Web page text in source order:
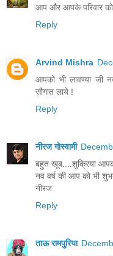
आप और आपके परिवार को
Reply
Arvind Mishra
आपको भी लावण्या जी
सौगात लाये !
Reply
नीरज गोस्वामी
बहुत खूब....शुक्रिया
नव वर्ष की आप को भी
नीरज
Reply
ताऊ रामपुरिया